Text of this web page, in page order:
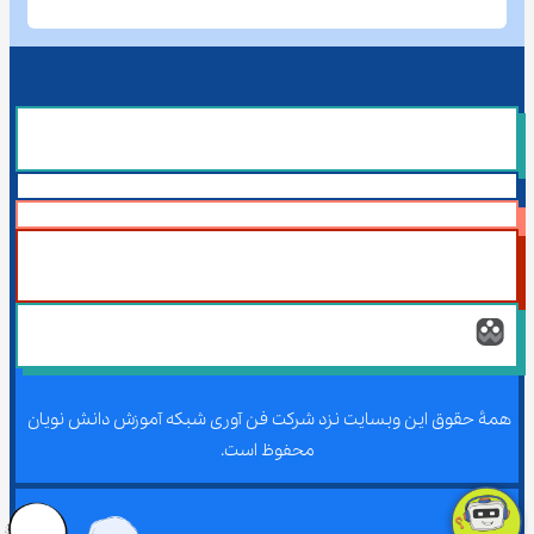
همۀ حقوق این وبسایت نزد شرکت فن آوری شبکه آموزش دانش نویان
محفوظ است.